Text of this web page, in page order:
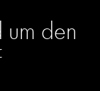
um den